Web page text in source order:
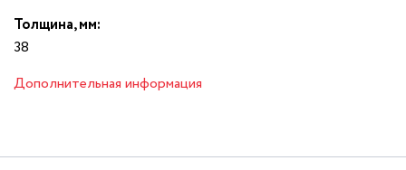
Толщина, мм:
38
Дополнительная информация